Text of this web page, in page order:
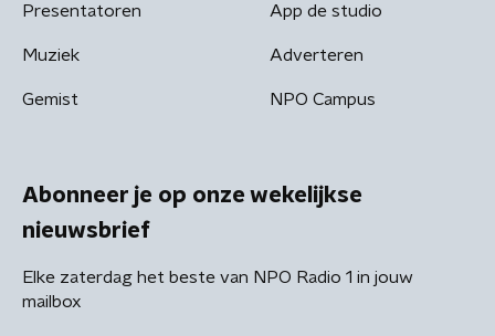
Presentatoren
Muziek
Gemist
App de studio
Adverteren
NPO Campus
Abonneer je op onze wekelijkse
nieuwsbrief
Elke zaterdag het beste van NPO Radio 1 in jouw
mailbox